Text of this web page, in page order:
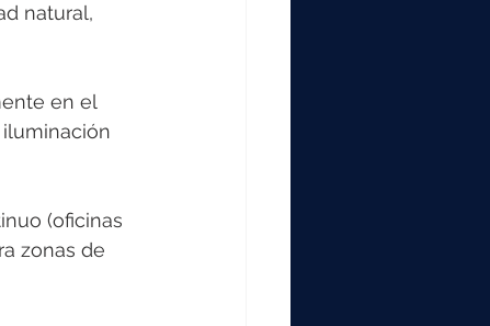
natural,
en el
(oficinas
zonas de